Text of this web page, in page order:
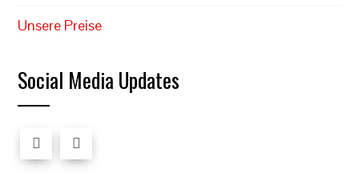
Unsere Preise
Social Media Updates